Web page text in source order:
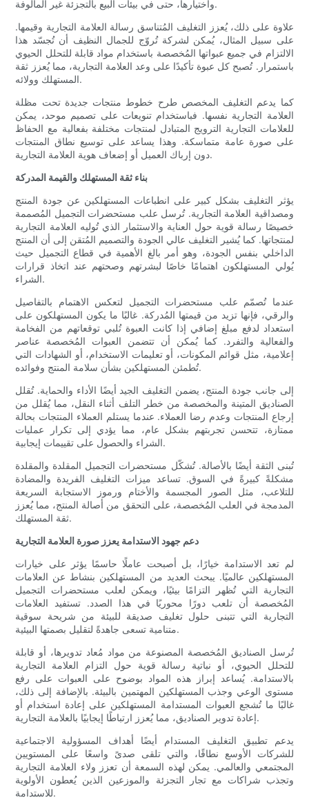
واختيارها، حتى في بيئات البيع بالتجزئة غير المألوفة.
علاوة على ذلك، يُعزز التغليف المُتناسق رسالة العلامة التجارية وقيمها.
على سبيل المثال، يُمكن لشركة تُروّج للجمال النظيف أن تُجسّد هذا
الالتزام في جميع عبواتها المُخصصة باستخدام مواد قابلة للتحلل الحيوي
باستمرار. تُصبح كل عبوة تأكيدًا على وعد العلامة التجارية، مما يُعزز ثقة
المستهلك وولائه.
كما يدعم التغليف المخصص طرح خطوط منتجات جديدة تحت مظلة
العلامة التجارية نفسها. فباستخدام تنويعات على تصميم موحد، يمكن
للعلامات التجارية الترويج المتبادل لمنتجات مختلفة بفعالية مع الحفاظ
على صورة عامة متماسكة. وهذا يساعد على توسيع نطاق المنتجات
دون إرباك العميل أو إضعاف هوية العلامة التجارية.
بناء ثقة المستهلك والقيمة المدركة
يؤثر التغليف بشكل كبير على انطباعات المستهلكين عن جودة المنتج
ومصداقية العلامة التجارية. تُرسل علب مستحضرات التجميل المُصممة
خصيصًا رسالة قوية حول العناية والاستثمار الذي تُوليه العلامة التجارية
لمنتجاتها. كما يُشير التغليف عالي الجودة والتصميم المُتقن إلى أن المنتج
الداخلي بنفس الجودة، وهو أمر بالغ الأهمية في قطاع التجميل حيث
يُولي المستهلكون اهتمامًا خاصًا لبشرتهم وصحتهم عند اتخاذ قرارات
الشراء.
عندما تُصمّم علب مستحضرات التجميل لتعكس الاهتمام بالتفاصيل
والرقي، فإنها تزيد من قيمتها المُدركة. غالبًا ما يكون المستهلكون على
استعداد لدفع مبلغ إضافي إذا كانت العبوة تُلبي توقعاتهم من الفخامة
والفعالية والتفرد. كما يُمكن أن تتضمن العبوات المُخصصة عناصر
إعلامية، مثل قوائم المكونات، أو تعليمات الاستخدام، أو الشهادات التي
تُطمئن المستهلكين بشأن سلامة المنتج وفوائده.
إلى جانب جودة المنتج، يضمن التغليف الجيد أيضًا الأداء والحماية. تُقلل
الصناديق المتينة والمخصصة من خطر التلف أثناء النقل، مما يُقلل من
إرجاع المنتجات وعدم رضا العملاء. عندما يستلم العملاء المنتجات بحالة
ممتازة، تتحسن تجربتهم بشكل عام، مما يؤدي إلى تكرار عمليات
الشراء والحصول على تقييمات إيجابية.
تُبنى الثقة أيضًا بالأصالة. تُشكّل مستحضرات التجميل المقلدة والمقلدة
مشكلةً كبيرةً في السوق. تساعد ميزات التغليف الفريدة والمضادة
للتلاعب، مثل الصور المجسمة والأختام ورموز الاستجابة السريعة
المدمجة في العلب المُخصصة، على التحقق من أصالة المنتج، مما يُعزز
ثقة المستهلك.
دعم جهود الاستدامة يعزز صورة العلامة التجارية
لم تعد الاستدامة خيارًا، بل أصبحت عاملًا حاسمًا يؤثر على خيارات
المستهلكين عالميًا. يبحث العديد من المستهلكين بنشاط عن العلامات
التجارية التي تُظهر التزامًا بيئيًا، ويمكن لعلب مستحضرات التجميل
المُخصصة أن تلعب دورًا محوريًا في هذا الصدد. تستفيد العلامات
التجارية التي تتبنى حلول تغليف صديقة للبيئة من شريحة سوقية
متنامية تسعى جاهدةً لتقليل بصمتها البيئية.
تُرسل الصناديق المُخصصة المصنوعة من مواد مُعاد تدويرها، أو قابلة
للتحلل الحيوي، أو نباتية رسالة قوية حول التزام العلامة التجارية
بالاستدامة. يُساعد إبراز هذه المواد بوضوح على العبوات على رفع
مستوى الوعي وجذب المستهلكين المهتمين بالبيئة. بالإضافة إلى ذلك،
غالبًا ما تُشجع العبوات المستدامة المستهلكين على إعادة استخدام أو
إعادة تدوير الصناديق، مما يُعزز ارتباطًا إيجابيًا بالعلامة التجارية.
يدعم تطبيق التغليف المستدام أيضًا أهداف المسؤولية الاجتماعية
للشركات الأوسع نطاقًا، والتي تلقى صدىً واسعًا على المستويين
المجتمعي والعالمي. يمكن لهذه السمعة أن تعزز ولاء العلامة التجارية
وتجذب شراكات مع تجار التجزئة والموزعين الذين يُعطون الأولوية
للاستدامة.